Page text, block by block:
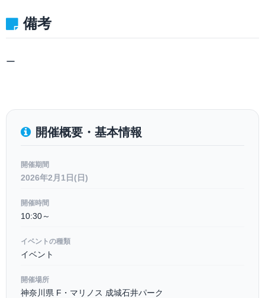
備考
ー
開催概要・基本情報
開催期間
2026年2月1日(日)
開催時間
10:30～
イベントの種類
イベント
開催場所
神奈川県 F・マリノス 成城石井パーク